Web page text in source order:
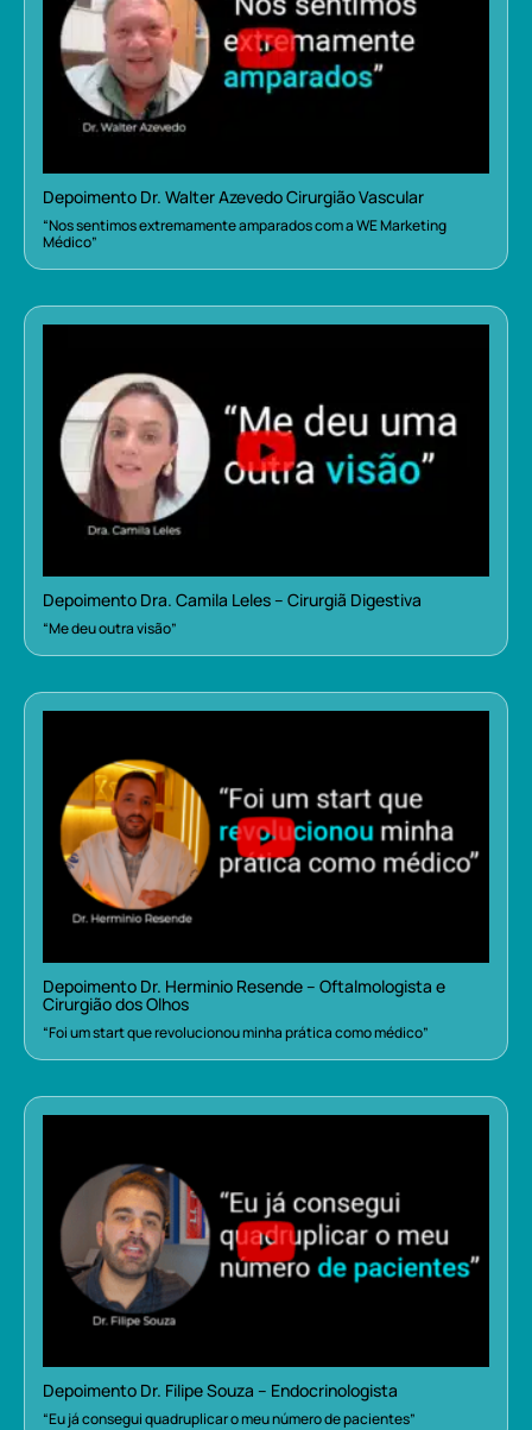
Depoimento Dr. Walter Azevedo Cirurgião Vascular
“Nos sentimos extremamente amparados com a WE Marketing
Médico”
Depoimento Dra. Camila Leles – Cirurgiã Digestiva
“Me deu outra visão”
Depoimento Dr. Herminio Resende – Oftalmologista e
Cirurgião dos Olhos
“Foi um start que revolucionou minha prática como médico”
Depoimento Dr. Filipe Souza – Endocrinologista
“Eu já consegui quadruplicar o meu número de pacientes”